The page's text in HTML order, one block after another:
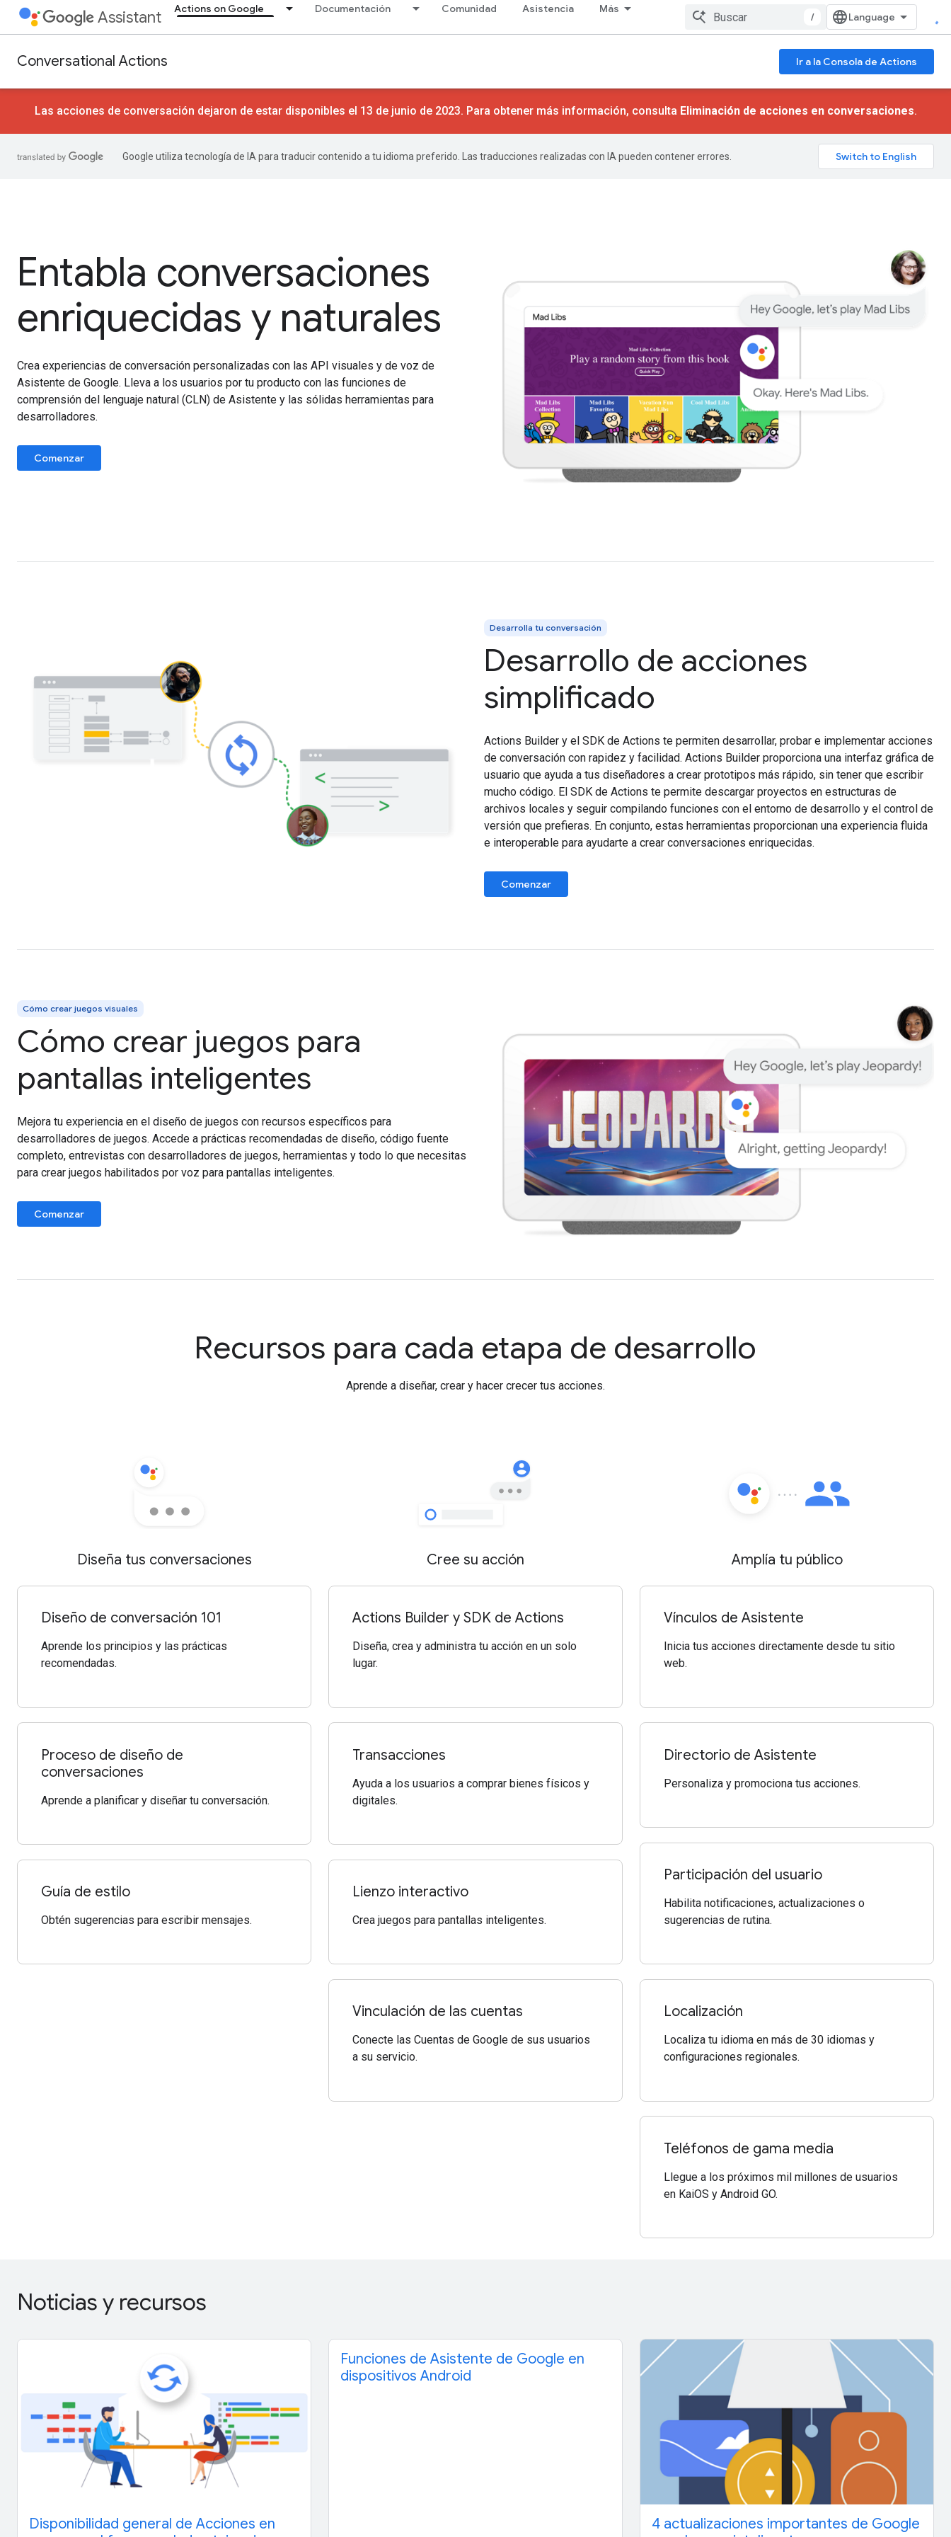
Assistant Actions on Google Documentación Comunidad Asistencia Más
/
Conversational Actions Ir a la Consola de Actions
Las acciones de conversación dejaron de estar disponibles el 13 de junio de 2023. Para obtener más información, consulta Eliminación de acciones en conversaciones.
Google utiliza tecnología de IA para traducir contenido a tu idioma preferido. Las traducciones realizadas con IA pueden contener errores.
Entabla conversaciones
enriquecidas y naturales
Crea experiencias de conversación personalizadas con las API visuales y de voz de
Asistente de Google. Lleva a los usuarios por tu producto con las funciones de
comprensión del lenguaje natural (CLN) de Asistente y las sólidas herramientas para
desarrolladores.
Comenzar
Desarrolla tu conversación
Desarrollo de acciones
simplificado
Actions Builder y el SDK de Actions te permiten desarrollar, probar e implementar acciones
de conversación con rapidez y facilidad. Actions Builder proporciona una interfaz gráfica de
usuario que ayuda a tus diseñadores a crear prototipos más rápido, sin tener que escribir
mucho código. El SDK de Actions te permite descargar proyectos en estructuras de
archivos locales y seguir compilando funciones con el entorno de desarrollo y el control de
versión que prefieras. En conjunto, estas herramientas proporcionan una experiencia fluida
e interoperable para ayudarte a crear conversaciones enriquecidas.
Comenzar
Cómo crear juegos visuales
Cómo crear juegos para
pantallas inteligentes
Mejora tu experiencia en el diseño de juegos con recursos específicos para
desarrolladores de juegos. Accede a prácticas recomendadas de diseño, código fuente
completo, entrevistas con desarrolladores de juegos, herramientas y todo lo que necesitas
para crear juegos habilitados por voz para pantallas inteligentes.
Comenzar
Recursos para cada etapa de desarrollo
Aprende a diseñar, crear y hacer crecer tus acciones.
Diseña tus conversaciones
Diseño de conversación 101
Aprende los principios y las prácticas
recomendadas.
Proceso de diseño de
conversaciones
Aprende a planificar y diseñar tu conversación.
Guía de estilo
Obtén sugerencias para escribir mensajes.
Cree su acción
Actions Builder y SDK de Actions
Diseña, crea y administra tu acción en un solo
lugar.
Transacciones
Ayuda a los usuarios a comprar bienes físicos y
digitales.
Lienzo interactivo
Crea juegos para pantallas inteligentes.
Vinculación de las cuentas
Conecte las Cuentas de Google de sus usuarios
a su servicio.
Amplía tu público
Vínculos de Asistente
Inicia tus acciones directamente desde tu sitio
web.
Directorio de Asistente
Personaliza y promociona tus acciones.
Participación del usuario
Habilita notificaciones, actualizaciones o
sugerencias de rutina.
Localización
Localiza tu idioma en más de 30 idiomas y
configuraciones regionales.
Teléfonos de gama media
Llegue a los próximos mil millones de usuarios
en KaiOS y Android GO.
Noticias y recursos
Disponibilidad general de Acciones en
Funciones de Asistente de Google en
dispositivos Android
4 actualizaciones importantes de Google